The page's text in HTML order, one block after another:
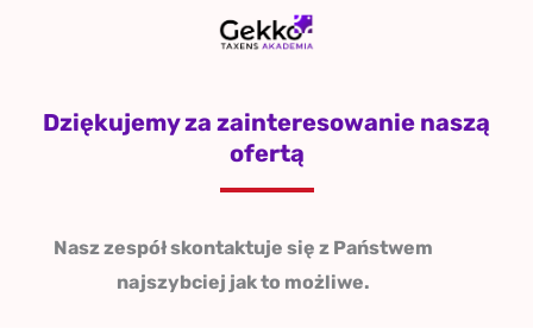
Dziękujemy za zainteresowanie naszą
ofertą
Nasz zespół skontaktuje się z Państwem
najszybciej jak to możliwe.